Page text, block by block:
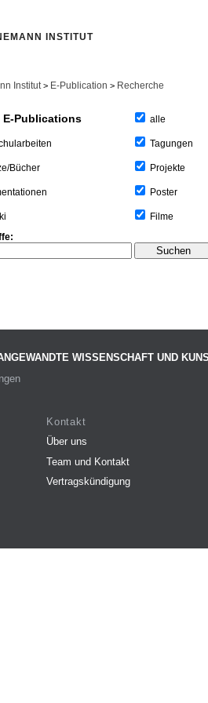
INSTITUT
Institut > E-Publication > Recherche
E-Publications
Bücher
alle
Tagungen
Projekte
Poster
Filme
WISSENSCHAFT UND
Kontakt
Über uns
Team und Kontakt
Vertragskündigung